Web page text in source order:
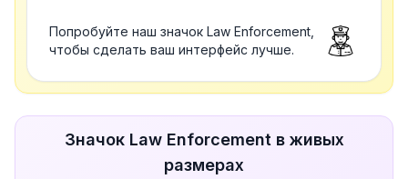
Попробуйте наш значок Law Enforcement,
чтобы сделать ваш интерфейс лучше.
Значок Law Enforcement в живых
размерах